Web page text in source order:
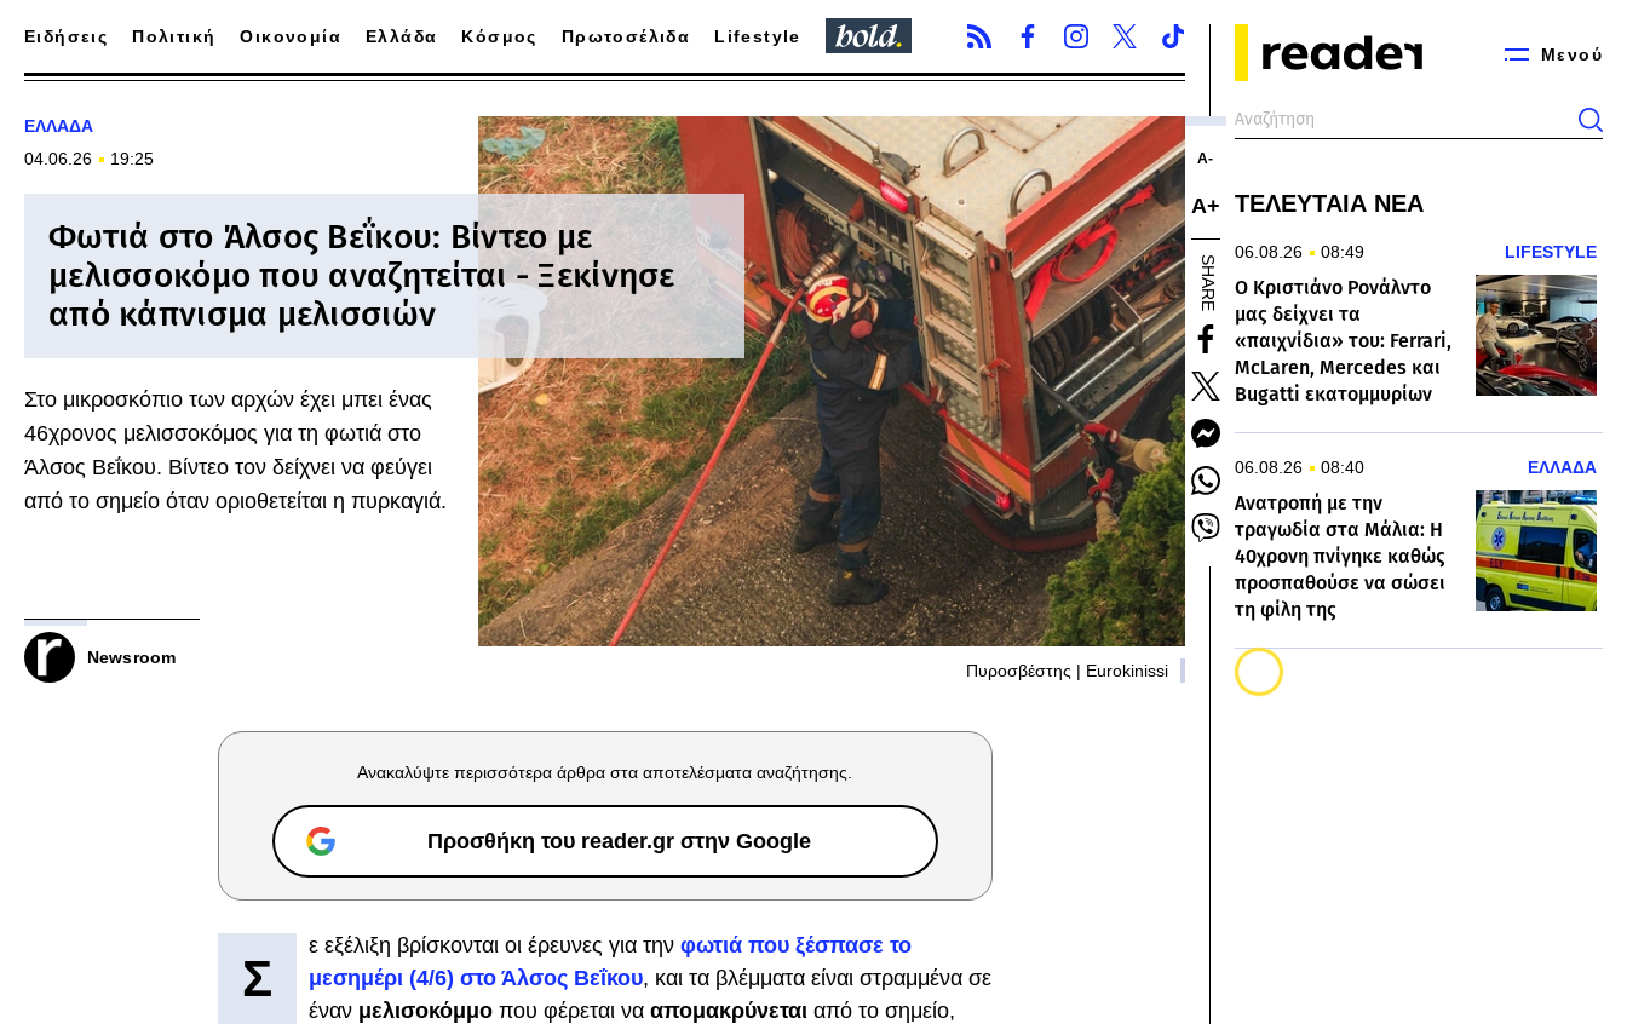
Μενού
Ειδήσεις Πολιτική Οικονομία Ελλάδα Κόσμος Πρωτοσέλιδα Lifestyle
ΕΛΛΑΔΑ
04.06.26
19:25
Φωτιά στο Άλσος Βεΐκου: Βίντεο με
μελισσοκόμο που αναζητείται - Ξεκίνησε
από κάπνισμα μελισσιών
Στο μικροσκόπιο των αρχών έχει μπει ένας
46χρονος μελισσοκόμος για τη φωτιά στο
Άλσος Βεΐκου. Βίντεο τον δείχνει να φεύγει
από το σημείο όταν οριοθετείται η πυρκαγιά.
Newsroom
Πυροσβέστης | Eurokinissi
Α-
Α+
SHARE
Ανακαλύψτε περισσότερα άρθρα στα αποτελέσματα αναζήτησης.
Προσθήκη του reader.gr στην Google
Σ
ε εξέλιξη βρίσκονται οι έρευνες για την φωτιά που ξέσπασε το
μεσημέρι (4/6) στο Άλσος Βεΐκου, και τα βλέμματα είναι στραμμένα σε
έναν μελισοκόμμο που φέρεται να απομακρύνεται από το σημείο,
ΤΕΛΕΥΤΑΙΑ ΝΕΑ
06.08.26 08:49 LIFESTYLE
Ο Κριστιάνο Ρονάλντο
μας δείχνει τα
«παιχνίδια» του: Ferrari,
McLaren, Mercedes και
Bugatti εκατομμυρίων
06.08.26 08:40 ΕΛΛΑΔΑ
Ανατροπή με την
τραγωδία στα Μάλια: Η
40χρονη πνίγηκε καθώς
προσπαθούσε να σώσει
τη φίλη της